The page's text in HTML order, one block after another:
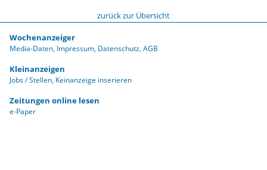
zurück zur Übersicht
Wochenanzeiger
Media-Daten Impressum Datenschutz AGB
Kleinanzeigen
Jobs / Stellen Keinanzeige inserieren
Zeitungen online lesen
e-Paper